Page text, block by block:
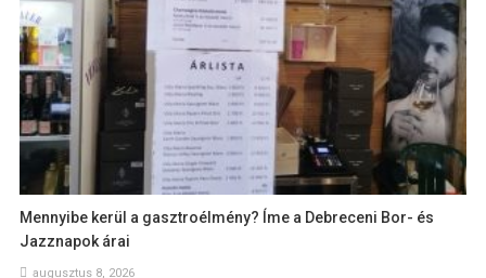
Mennyibe kerül a gasztroélmény? Íme a Debreceni Bor- és
Jazznapok árai
augusztus 8, 2026